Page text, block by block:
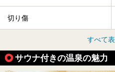
切り傷
すべて
サウナ付きの温泉の魅力